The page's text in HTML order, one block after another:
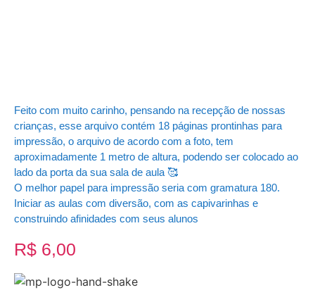
Feito com muito carinho, pensando na recepção de nossas
crianças, esse arquivo contém 18 páginas prontinhas para
impressão, o arquivo de acordo com a foto, tem
aproximadamente 1 metro de altura, podendo ser colocado ao
lado da porta da sua sala de aula 🥰
O melhor papel para impressão seria com gramatura 180.
Iniciar as aulas com diversão, com as capivarinhas e
construindo afinidades com seus alunos
R$ 6,00